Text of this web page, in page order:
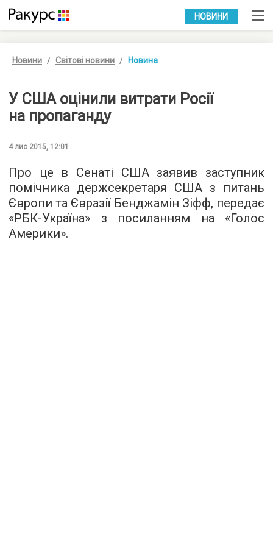
УКР РУС
НОВИНИ
Новини Світові новини Новина
У США оцінили витрати Росії
на пропаганду
4 лис 2015, 12:01
Про це в Сенаті США заявив заступник
помічника держсекретаря США з питань
Європи та Євразії Бенджамін Зіфф, передає
«РБК-Україна» з посиланням на «Голос
Америки».